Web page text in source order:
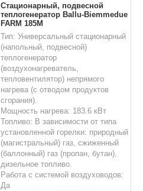
Стационарный, подвесной
теплогенератор Ballu-Biemmedue
FARM 185M
Тип: Универсальный стационарный
(напольный, подвесной)
теплогенератор
(воздухонагреватель,
тепловентилятор) непрямого
нагрева (с отводом продуктов
сгорания).
Мощность нагрева: 183.6 кВт
Топливо: В зависимости от типа
установленной горелки: природный
(магистральный) газ, сжиженный
(баллонный) газ (пропан, бутан),
дизельное топливо.
Работа с системой воздуховодов:
Да